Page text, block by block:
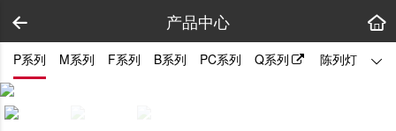
产品中心
P系列 M系列 F系列 B系列 PC系列 Q系列 陈列灯 拼